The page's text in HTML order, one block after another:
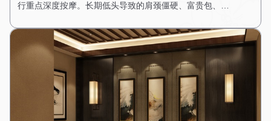
行重点深度按摩。长期低头导致的肩颈僵硬、富贵包、…